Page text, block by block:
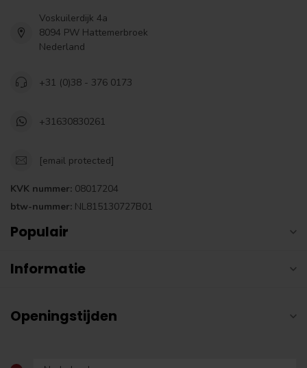
Voskuilerdijk 4a
8094 PW Hattemerbroek
Nederland
+31 (0)38 - 376 0173
+31630830261
[email protected]
KVK nummer: 08017204
btw-nummer: NL815130727B01
Populair
Informatie
Openingstijden